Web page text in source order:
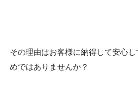
その理由はお客様に納得して安心
めではありませんか？